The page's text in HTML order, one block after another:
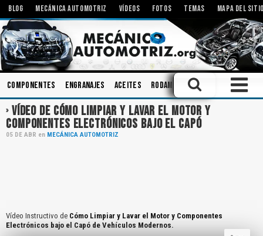
BLOG MECÁNICA AUTOMOTRIZ VÍDEOS FOTOS TEMAS MAPA DEL
Componentes Engranajes Aceites Rodamientos Herramientas
VÍDEO DE CÓMO LIMPIAR Y LAVAR EL MOTOR Y
COMPONENTES ELECTRÓNICOS BAJO EL CAPÓ
05 DE ABR en MECÁNICA AUTOMOTRIZ
Vídeo Instructivo de Cómo Limpiar y Lavar el Motor y Componentes
Electrónicos bajo el Capó de Vehículos Modernos.